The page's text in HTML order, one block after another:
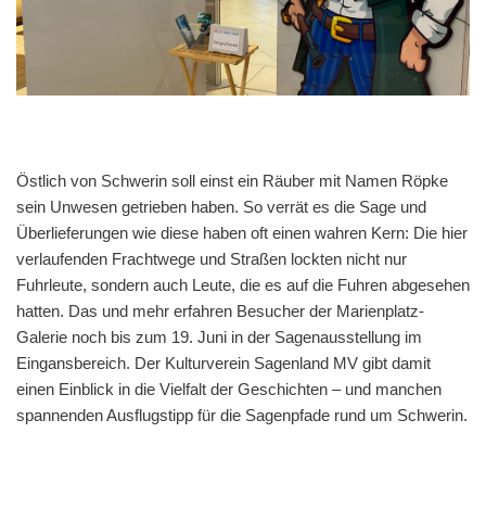
Östlich von Schwerin soll einst ein Räuber mit Namen Röpke
sein Unwesen getrieben haben. So verrät es die Sage und
Überlieferungen wie diese haben oft einen wahren Kern: Die hier
verlaufenden Frachtwege und Straßen lockten nicht nur
Fuhrleute, sondern auch Leute, die es auf die Fuhren abgesehen
hatten. Das und mehr erfahren Besucher der Marienplatz-
Galerie noch bis zum 19. Juni in der Sagenausstellung im
Eingansbereich. Der Kulturverein Sagenland MV gibt damit
einen Einblick in die Vielfalt der Geschichten – und manchen
spannenden Ausflugstipp für die Sagenpfade rund um Schwerin.